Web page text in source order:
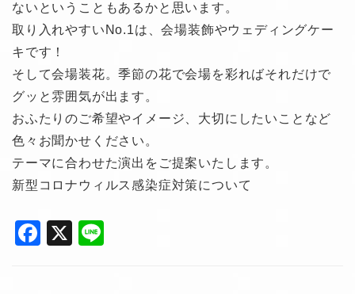
ないということもあるかと思います。
取り入れやすいNo.1は、会場装飾やウェディングケー
キです！
そして会場装花。季節の花で会場を彩ればそれだけで
グッと雰囲気が出ます。
おふたりのご希望やイメージ、大切にしたいことなど
色々お聞かせください。
テーマに合わせた演出をご提案いたします。
新型コロナウィルス感染症対策について
F
X